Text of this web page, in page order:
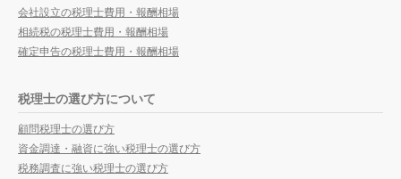
会社設立の税理士費用・報酬相場
相続税の税理士費用・報酬相場
確定申告の税理士費用・報酬相場
税理士の選び方について
顧問税理士の選び方
資金調達・融資に強い税理士の選び方
税務調査に強い税理士の選び方